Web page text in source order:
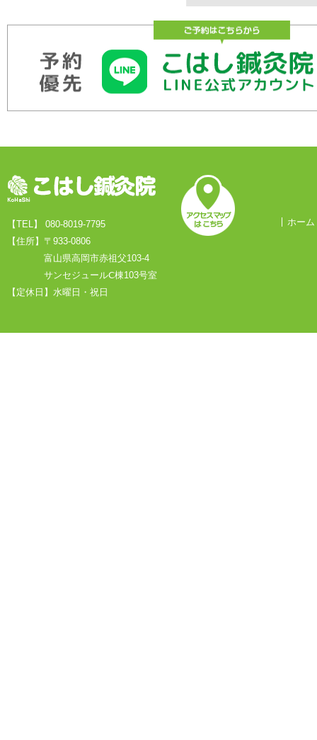
【TEL】 080-8019-7795
【住所】〒933-0806
富山県高岡市赤祖父103-4
サンセジュールⅭ棟103号室
【定休日】水曜日・祝日
ホーム